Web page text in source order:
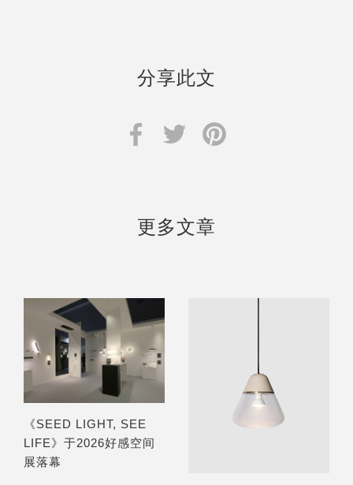
分享此文
更多文章
《SEED LIGHT, SEE
LIFE》于2026好感空间
展落幕